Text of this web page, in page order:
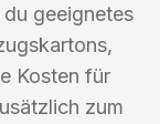
geeignetes
Kosten für
zum